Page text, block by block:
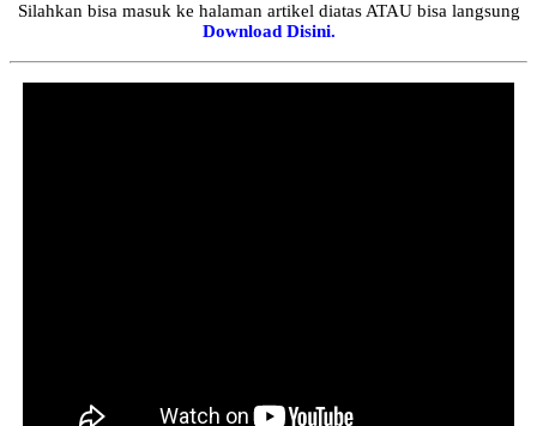
Silahkan bisa masuk ke halaman artikel diatas ATAU bisa langsung
Download Disini.